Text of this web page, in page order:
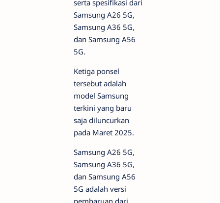
serta spesifikasi dari
Samsung A26 5G,
Samsung A36 5G,
dan Samsung A56
5G.
Ketiga ponsel
tersebut adalah
model Samsung
terkini yang baru
saja diluncurkan
pada Maret 2025.
Samsung A26 5G,
Samsung A36 5G,
dan Samsung A56
5G adalah versi